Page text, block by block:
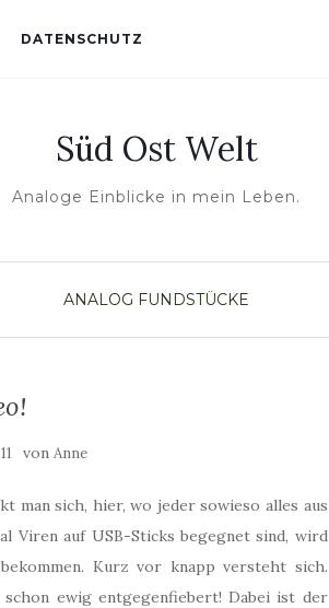
DATENSCHUTZ
Süd Ost Welt
Analoge Einblicke in mein Leben.
ANALOG FUNDSTÜCKE
vonAnne
man sich, hier, wo jeder sowieso alles aus
Viren auf USB-Sticks begegnet sind, wird
Kurz vor knapp versteht sich.
ewig entgegenfiebert! Dabei ist der